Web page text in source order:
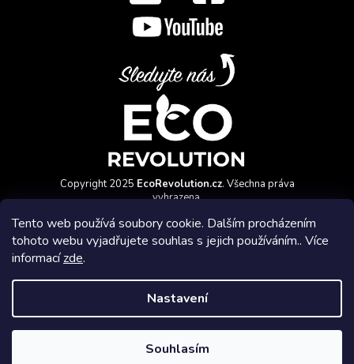
Tento web používá soubory cookie. Dalším procházením
tohoto webu vyjadřujete souhlas s jejich používáním.. Více
informacízde.
Nastavení
Souhlasím
Copyright 2025 EcoRevolution.cz. Všechna práva
vyhrazena.
Affiliate program